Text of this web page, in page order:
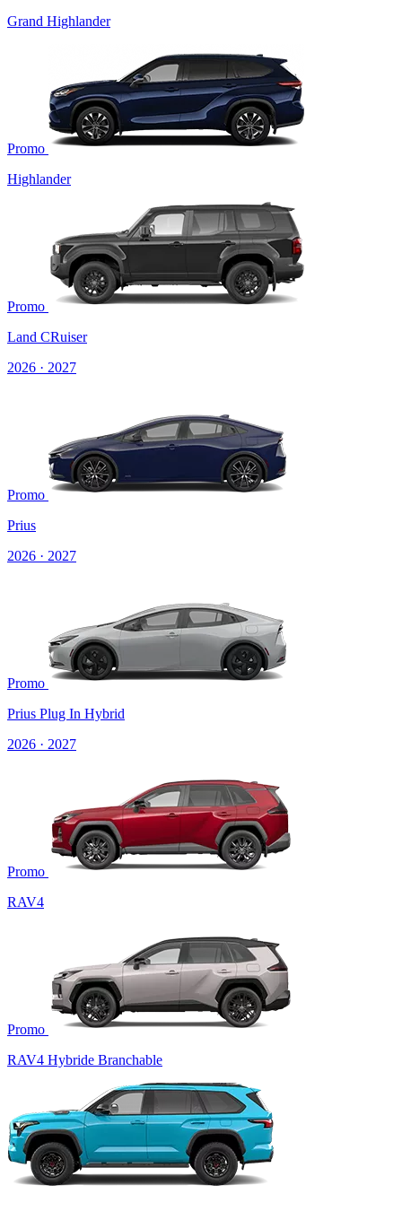
Grand Highlander
Promo
Highlander
Promo
Land CRuiser
2026 · 2027
Promo
Prius
2026 · 2027
Promo
Prius Plug In Hybrid
2026 · 2027
Promo
RAV4
Promo
RAV4 Hybride Branchable